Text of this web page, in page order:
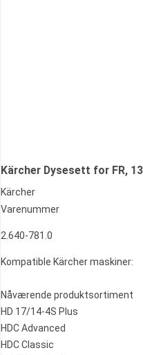
Kärcher Dysesett for FR,
Kärcher
Varenummer
2.640-781.0
Kompatible Kärcher maskiner:
Nåværende produktsortiment
HD 17/14-4S Plus
HDC Advanced
HDC Classic